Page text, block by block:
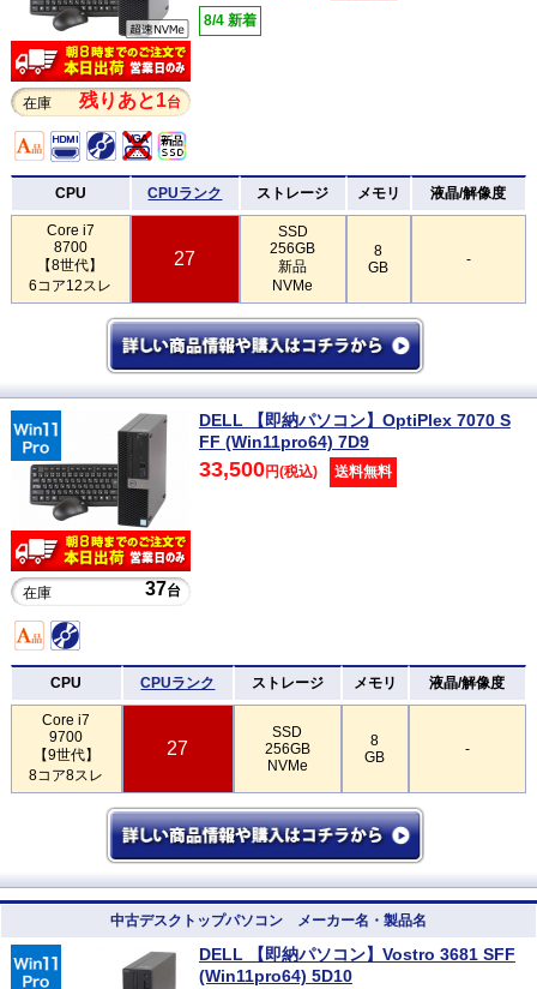
在庫 残りあと1台
8/4 新着
CPU CPUランク ストレージ メモリ 液晶/解像度
Core i7
8700
【8世代】
6コア12スレ
27
SSD
256GB
新品
NVMe
8
GB
-
在庫 37台
DELL 【即納パソコン】OptiPlex 7070 S
FF (Win11pro64) 7D9
33,500円(税込) 送料無料
CPU CPUランク ストレージ メモリ 液晶/解像度
Core i7
9700
【9世代】
8コア8スレ
27
SSD
256GB
NVMe
8
GB
-
中古デスクトップパソコン メーカー名・製品名
DELL 【即納パソコン】Vostro 3681 SFF
(Win11pro64) 5D10